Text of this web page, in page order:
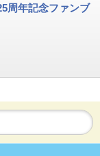
周年記念ファンブ